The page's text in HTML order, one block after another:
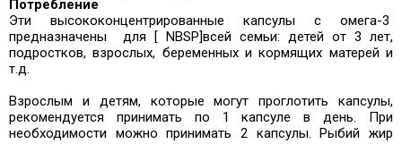
Потребление
Эти высококонцентрированные капсулы с омега-3
предназначены
для [ NBSP]всей семьи: детей от 3 лет,
подростков, взрослых, беременных и кормящих матерей и
т.д.
Взрослым и детям, которые могут проглотить капсулы,
рекомендуется принимать по 1 капсуле в день. При
необходимости можно принимать 2 капсулы. Рыбий жир